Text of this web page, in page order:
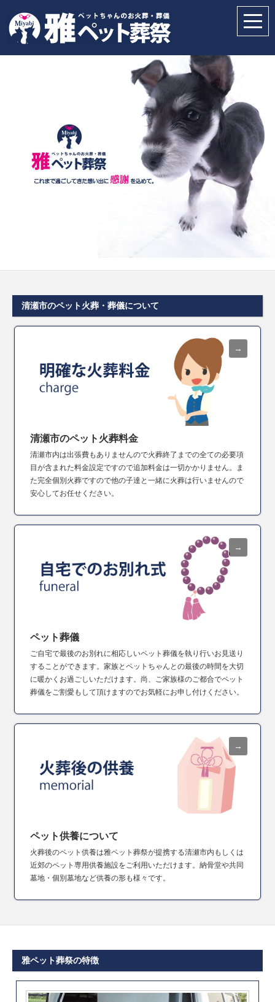
清瀬市のペット火葬・葬儀について
清瀬市のペット火葬料金
清瀬市内は出張費もありませんので火葬終了までの全ての必要項
目が含まれた料金設定ですので追加料金は一切かかりません。ま
た完全個別火葬ですので他の子達と一緒に火葬は行いませんので
安心してお任せください。
ペット葬儀
ご自宅で最後のお別れに相応しいペット葬儀を執り行いお見送り
することができます。家族とペットちゃんとの最後の時間を大切
に暖かくお過ごしいただけます。尚、ご家族様のご都合でペット
葬儀をご割愛もして頂けますのでお気軽にお申し付けください。
ペット供養について
火葬後のペット供養は雅ペット葬祭が提携する清瀬市内もしくは
近郊のペット専用供養施設をご利用いただけます。納骨堂や共同
墓地・個別墓地など供養の形も様々です。
雅ペット葬祭の特徴